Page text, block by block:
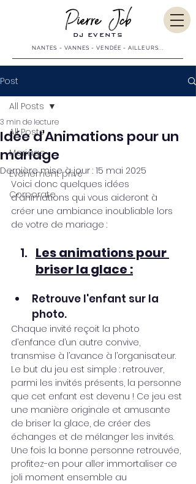
NANTES - VANNES - VENDÉE - AILLEURS...
DJ EVENTS
Post
All Posts
Mariage
Evènement privé
Corporate
All Posts
Idée d'Animations pour un
mariage
3 min de lecture
Dernière mise à jour : 15 mai 2025
Voici donc quelques idées
d'animations qui vous aideront à
créer une ambiance inoubliable lors
de votre de mariage :
Les animations pour
briser la glace :
Retrouve l'enfant sur la
photo.
Chaque invité reçoit la photo
d’enfance d’un autre convive,
transmise à l’avance à l’organisateur.
Le but du jeu est simple : retrouver,
parmi les invités présents, la personne
que cet enfant est devenu ! Ce jeu est
une manière originale et amusante
de briser la glace, de créer des
échanges et de mélanger les invités.
Une fois la bonne personne retrouvée,
profitez-en pour aller immortaliser ce
joli moment ensemble au